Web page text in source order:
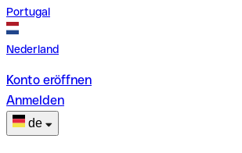
Portugal
Nederland
Konto eröffnen
Anmelden
de